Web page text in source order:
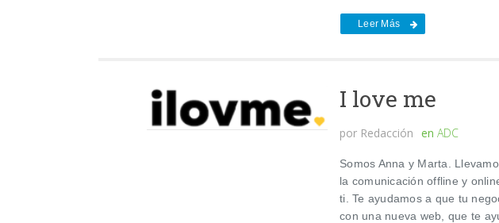
Leer Más
I love me
por Redacción en ADC
Somos Anna y Marta.
la comunicación offline y
ti. Te ayudamos a que tu
con una nueva web, que te